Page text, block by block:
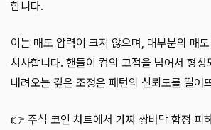
합니다.
이는 매도 압력이 크지 않으며, 대부분의 매
시사합니다. 핸들이 컵의 고점을 넘어서 형성
내려오는 깊은 조정은 패턴의 신뢰도를 떨어
👉 주식 코인 차트에서 가짜 쌍바닥 함정 피